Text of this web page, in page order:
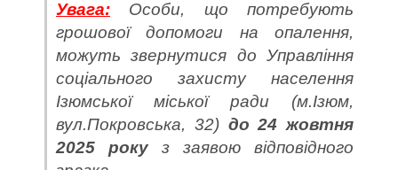
Увага: Особи, що потребують
грошової допомоги на опалення,
можуть звернутися до Управління
соціального захисту населення
Ізюмської міської ради (м.Ізюм,
вул.Покровська, 32) до 24 жовтня
2025 року з заявою відповідного